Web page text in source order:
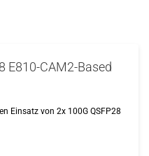
E810-CAM2-Based
Einsatz von 2x 100G QSFP28